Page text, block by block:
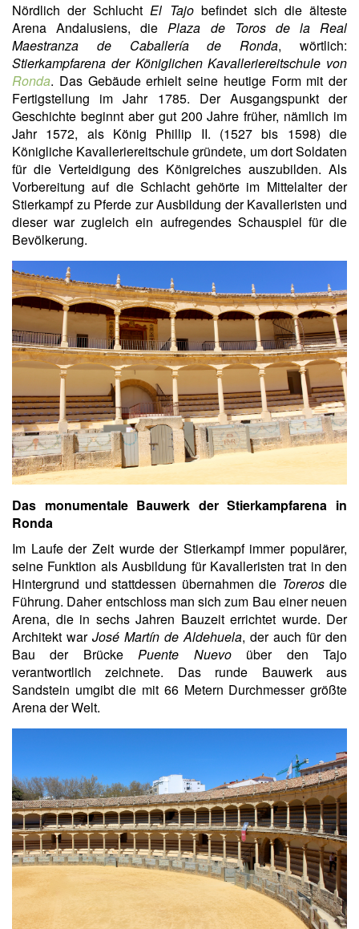
Nördlich der SchluchtEl Tajobefindet sich die älteste
Arena Andalusiens, diePlaza de Toros de la Real
Maestranza de Caballería de Ronda, wörtlich:
Stierkampfarena der Königlichen Kavalleriereitschule von
Ronda. Das Gebäude erhielt seine heutige Form mit der
Fertigstellung im Jahr 1785. Der Ausgangspunkt der
Geschichte beginnt aber gut 200 Jahre früher, nämlich im
Jahr 1572, als König Phillip II. (1527 bis 1598) die
Königliche Kavalleriereitschule gründete, um dort Soldaten
für die Verteidigung des Königreiches auszubilden. Als
Vorbereitung auf die Schlacht gehörte im Mittelalter der
Stierkampf zu Pferde zur Ausbildung der Kavalleristen und
dieser war zugleich ein aufregendes Schauspiel für die
Bevölkerung.
Das monumentale Bauwerk der Stierkampfarena in
Ronda
Im Laufe der Zeit wurde der Stierkampf immer populärer,
seine Funktion als Ausbildung für Kavalleristen trat in den
Hintergrund und stattdessen übernahmen die Torerosdie
Führung. Daher entschloss man sich zum Bau einer neuen
Arena, die in sechs Jahren Bauzeit errichtet wurde. Der
Architekt war José Martín de Aldehuela, der auch für den
Bau der Brücke Puente Nuevoüber den Tajo
verantwortlich zeichnete. Das runde Bauwerk aus
Sandstein umgibt die mit 66 Metern Durchmesser größte
Arena der Welt.